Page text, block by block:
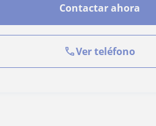
Contactar ahora
Ver teléfono